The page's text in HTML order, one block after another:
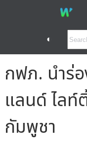
◐
กฟภ. นำร่อ
แลนด์ ไลท์
กัมพูชา